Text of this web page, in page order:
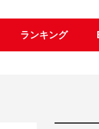
ランキング